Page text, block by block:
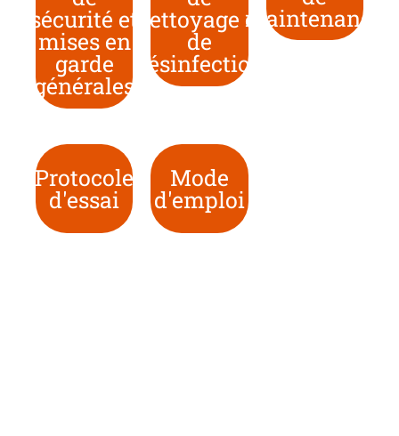
sécurité et
mises en
garde
générales
nettoyage et
de
désinfection
maintenance
Protocole
d'essai
Mode
d'emploi